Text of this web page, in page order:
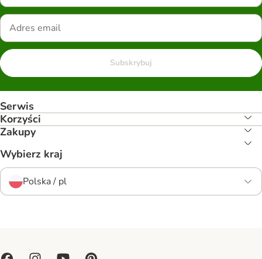
Subskrybuj
Serwis
Korzyści
Zakupy
Wybierz kraj
Polska / pl